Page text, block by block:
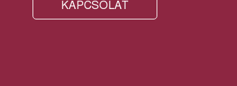
KAPCSOLAT